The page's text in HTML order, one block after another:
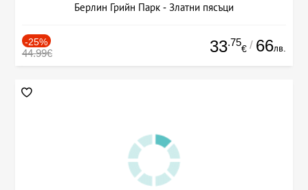
Берлин Грийн Парк - Златни пясъци
-25%
44.99€ 33.75
€ / 66лв.